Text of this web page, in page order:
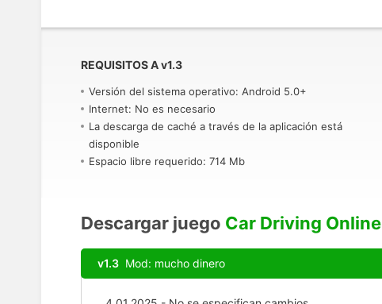
REQUISITOS Av1.3
Versión del sistema operativo: Android 5.0+
Internet: No es necesario
La descarga de caché a través de la aplicación está
disponible
Espacio libre requerido: 714 Mb
Descargar juego Car Driving Online
v1.3 Mod: mucho dinero